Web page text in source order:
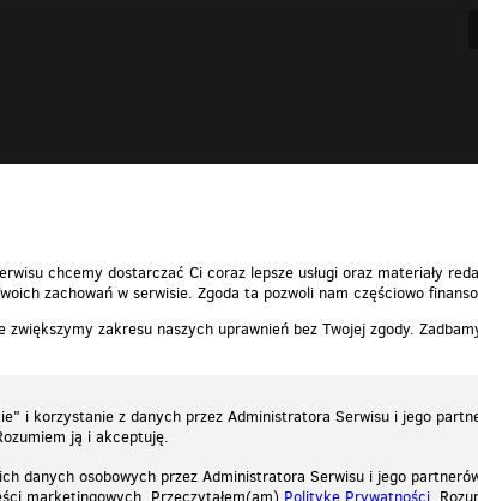
chcemy dostarczać Ci coraz lepsze usługi oraz materiały
zachowań w serwisie. Zgoda ta pozwoli nam częściowo
zakresu naszych uprawnień bez Twojej zgody.
i korzystanie z danych przez Administratora Serwisu i jego
ją i akceptuję.
danych osobowych przez Administratora Serwisu i jego